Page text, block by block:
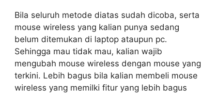
Bila seluruh metode diatas sudah dicoba, serta
mouse wireless yang kalian punya sedang
belum ditemukan di laptop ataupun pc.
Sehingga mau tidak mau, kalian wajib
mengubah mouse wireless dengan mouse yang
terkini. Lebih bagus bila kalian membeli mouse
wireless yang memilki fitur yang lebih bagus